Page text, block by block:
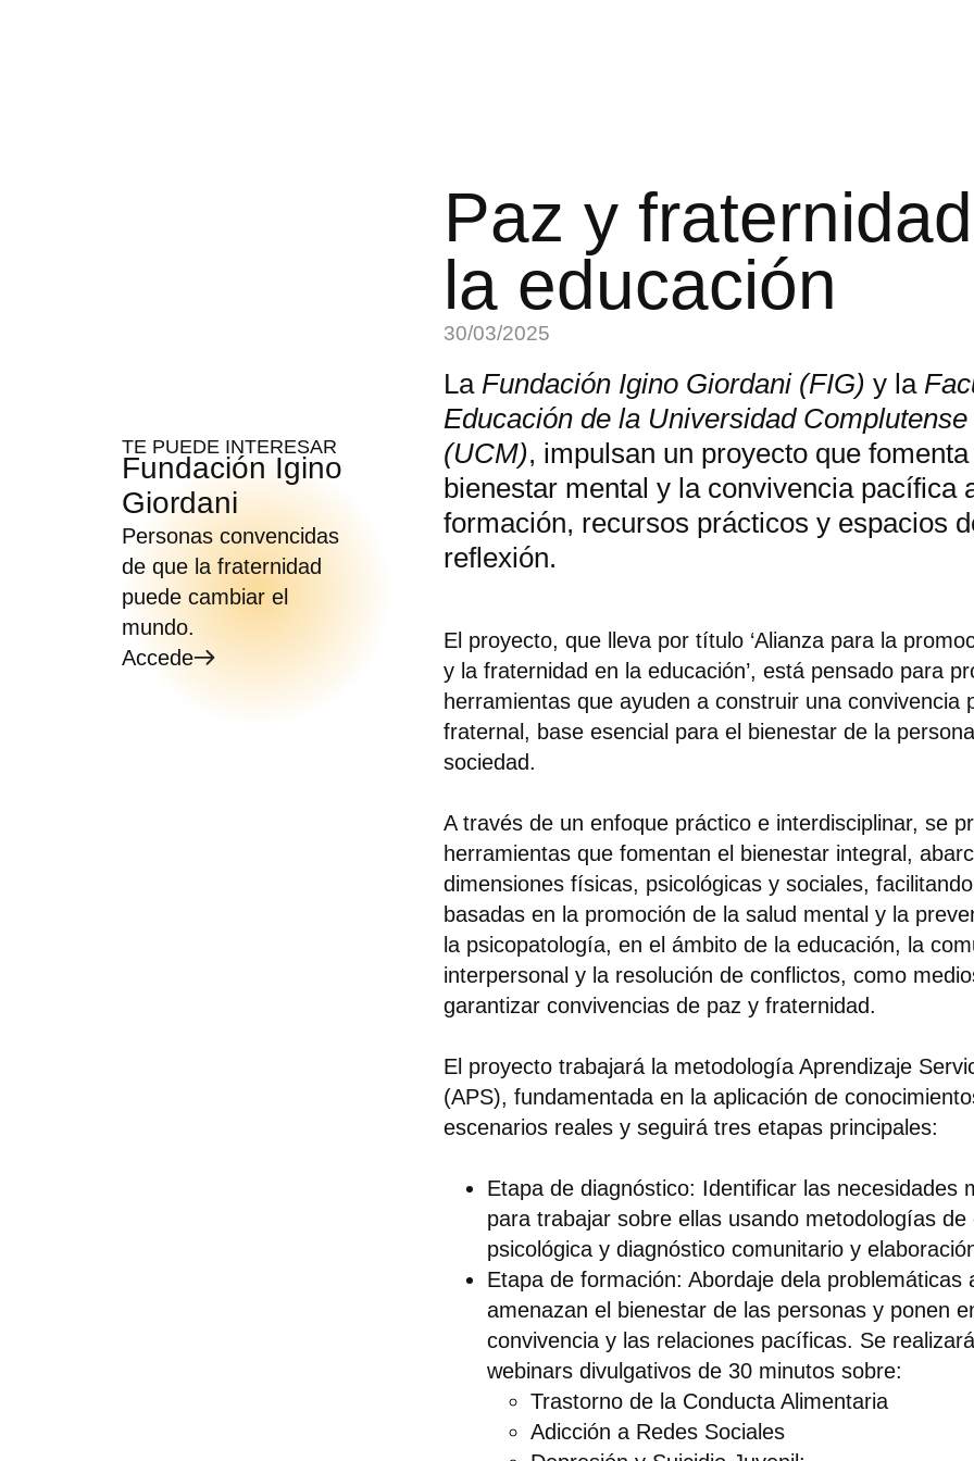
TE PUEDE INTERESAR
Fundación Igino
Giordani
Personas convencidas
de que la fraternidad
puede cambiar el
mundo.
Accede
Paz y
la educación
30/03/2025
La Fundación Igino Giordani (FIG) y la
Educación de la Universidad
(UCM), impulsan un proyecto que
bienestar mental y la convivencia pacífica
formación, recursos prácticos y espacios
reflexión.
El proyecto, que lleva por título ‘Alianza para la
y la fraternidad en la educación’, está pensado para
herramientas que ayuden a construir una convivencia
fraternal, base esencial para el bienestar de la
sociedad.
A través de un enfoque práctico e interdisciplinar, se
herramientas que fomentan el bienestar integral,
dimensiones físicas, psicológicas y sociales,
basadas en la promoción de la salud mental y la
la psicopatología, en el ámbito de la educación, la
interpersonal y la resolución de conflictos, como
garantizar convivencias de paz y fraternidad.
El proyecto trabajará la metodología Aprendizaje
(APS), fundamentada en la aplicación de
escenarios reales y seguirá tres etapas principales:
Etapa de diagnóstico: Identificar las necesidades
para trabajar sobre ellas usando metodologías de
psicológica y diagnóstico comunitario y
Etapa de formación: Abordaje dela problemáticas
amenazan el bienestar de las personas y ponen
convivencia y las relaciones pacíficas. Se
webinars divulgativos de 30 minutos sobre:
Trastorno de la Conducta Alimentaria
Adicción a Redes Sociales